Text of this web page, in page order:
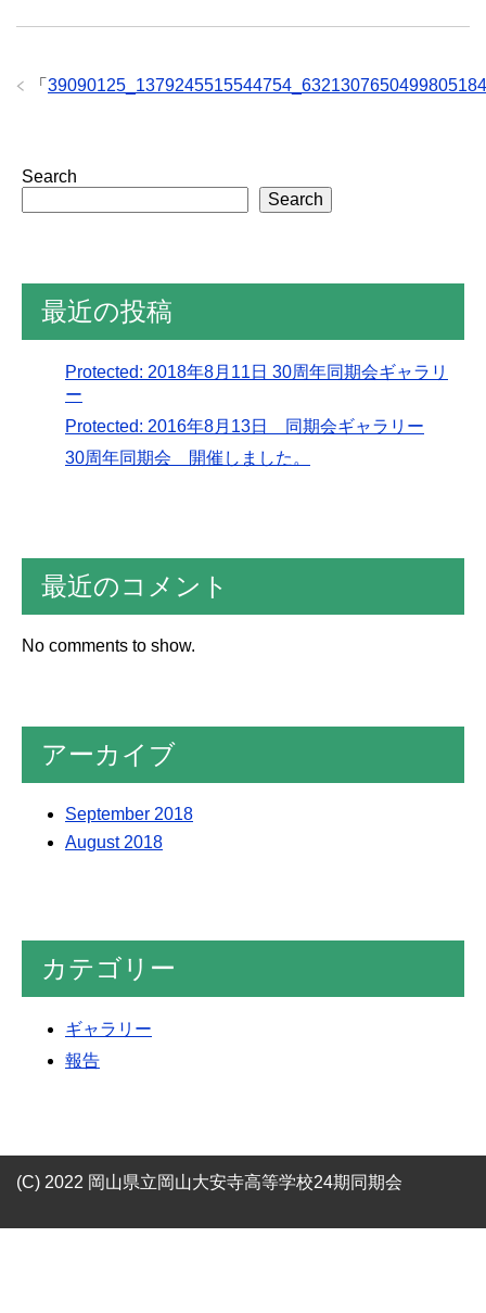
「
Search
Search
最近の投稿
Protected: 2018年8月11日 30周年同期会ギャラリ
ー
Protected: 2016年8月13日 同期会ギャラリー
30周年同期会 開催しました。
最近のコメント
No comments to show.
アーカイブ
September 2018
August 2018
カテゴリー
ギャラリー
報告
(C) 2022 岡山県立岡山大安寺高等学校24期同期会